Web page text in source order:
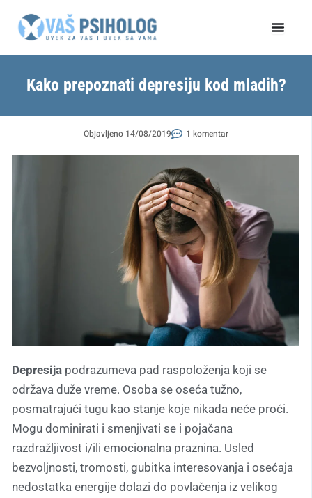
Kako prepoznati depresiju kod mladih?
Objavljeno 14/08/2019 1 komentar
Depresija podrazumeva pad raspoloženja koji se
održava duže vreme. Osoba se oseća tužno,
posmatrajući tugu kao stanje koje nikada neće proći.
Mogu dominirati i smenjivati se i pojačana
razdražljivost i/ili emocionalna praznina. Usled
bezvoljnosti, tromosti, gubitka interesovanja i osećaja
nedostatka energije dolazi do povlačenja iz velikog